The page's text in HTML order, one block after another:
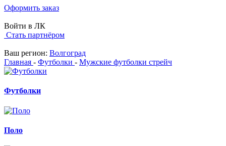
Оформить заказ
Войти в ЛК
Стать партнёром
Ваш регион: Волгоград
Главная - Футболки - Мужские футболки стрейч
Футболки
Поло